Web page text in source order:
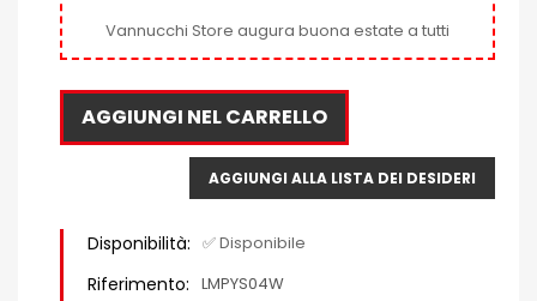
Vannucchi Store augura buona estate a tutti
AGGIUNGI NEL CARRELLO
AGGIUNGI ALLA LISTA DEI DESIDERI
Disponibilità: ✅ Disponibile
Riferimento: LMPYS04W